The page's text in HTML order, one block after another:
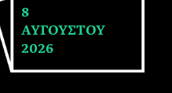
8
ΑΥΓΟΥΣΤΟΥ
2026